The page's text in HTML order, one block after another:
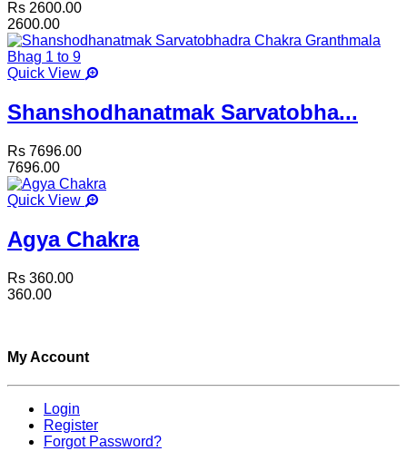
Rs 2600.00
2600.00
Quick View
Shanshodhanatmak Sarvatobha...
Rs 7696.00
7696.00
Quick View
Agya Chakra
Rs 360.00
360.00
My Account
Login
Register
Forgot Password?